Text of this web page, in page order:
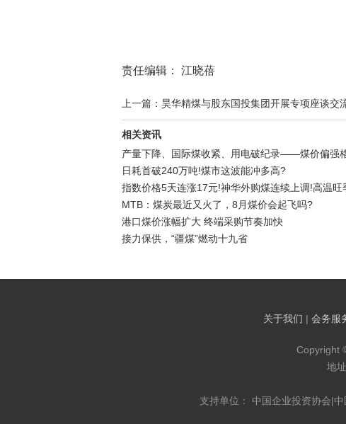
责任编辑： 江晓蓓
上一篇：昊华精煤与股东国投集团开展专项座谈交
相关资讯
产量下降、国际煤收紧、用电破纪录——煤价偏强
日耗首破240万吨!煤市这波能冲多高?
指数价格5天连涨17元!神华外购煤连续上调!高温
MTB：煤炭最近又火了，8月煤价会起飞吗?
港口煤价涨幅扩大 终端采购节奏加快
接力保供，“疆煤”燃动十九省
关于我们 | 会务服
Copyright
地
支持单位： 中国企业投资协会|